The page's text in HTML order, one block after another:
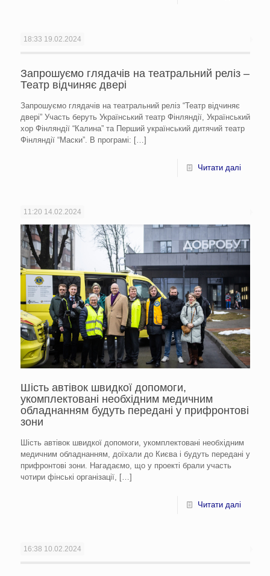
18:33 19.02.2024
Запрошуємо глядачів на театральний реліз –
Театр відчиняє двері
Запрошуємо глядачів на театральний реліз “Театр відчиняє
двері” Участь беруть Український театр Фінляндії, Український
хор Фінляндії “Калина” та Перший український дитячий театр
Фінляндії “Маски”. В програмі: […]
Читати далі
11:20 14.02.2024
Шість автівок швидкої допомоги,
укомплектовані необхідним медичним
обладнанням будуть передані у прифронтові
зони
Шість автівок швидкої допомоги, укомплектовані необхідним
медичним обладнанням, доїхали до Києва і будуть передані у
прифронтові зони. Нагадаємо, що у проекті брали участь
чотири фінські організації,
[…]
Читати далі
16:38 10.02.2024